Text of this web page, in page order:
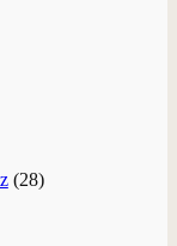
(28)